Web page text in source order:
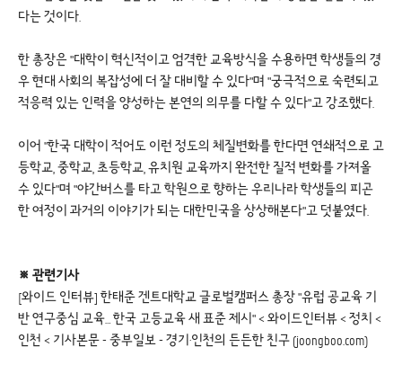
다는 것이다.
한 총장은 "대학이 혁신적이고 엄격한 교육방식을 수용하면 학생들의 경
우 현대 사회의 복잡성에 더 잘 대비할 수 있다"며 "궁극적으로 숙련되고
적응력 있는 인력을 양성하는 본연의 의무를 다할 수 있다"고 강조했다.
이어 "한국 대학이 적어도 이런 정도의 체질변화를 한다면 연쇄적으로 고
등학교, 중학교, 초등학교, 유치원 교육까지 완전한 질적 변화를 가져올
수 있다"며 "야간버스를 타고 학원으로 향하는 우리나라 학생들의 피곤
한 여정이 과거의 이야기가 되는 대한민국을 상상해본다"고 덧붙였다.
※ 관련기사
[와이드 인터뷰] 한태준 겐트대학교 글로벌캠퍼스 총장 "유럽 공교육 기
반 연구중심 교육… 한국 고등교육 새 표준 제시" < 와이드인터뷰 < 정치 <
인천 < 기사본문 - 중부일보 - 경기·인천의 든든한 친구 (joongboo.com)